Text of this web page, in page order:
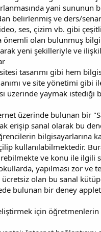
yani
belirlenmiş ve ders/
ses, çizim vb. gibi
olan bulunmuş
yeni şekilleriyle ve
tasarımı gibi hem
ve site yönetimi
üzerinde yaymak istediği
üzerinde bulunan bir
erişip sanal olarak bu
bilgisayarlarına
kullanılabilmektedir.
ve konu ile ilgili
yapılması zor
ücretsiz olan bu sanal
bulunan bir deney
için